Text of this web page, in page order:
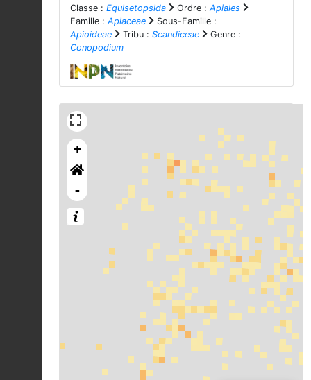
Classe : Equisetopsida Ordre : Apiales
Famille : Apiaceae
Sous-Famille :
Apioideae
Tribu : Scandiceae
Genre :
Conopodium
+
-